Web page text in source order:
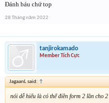
Đánh báu chứ top
28 Tháng năm 2022
tanjirokamado
Member Tích Cực
JagaanL said: ↑
nói dễ hiểu là có thể điền form 2 lần cho